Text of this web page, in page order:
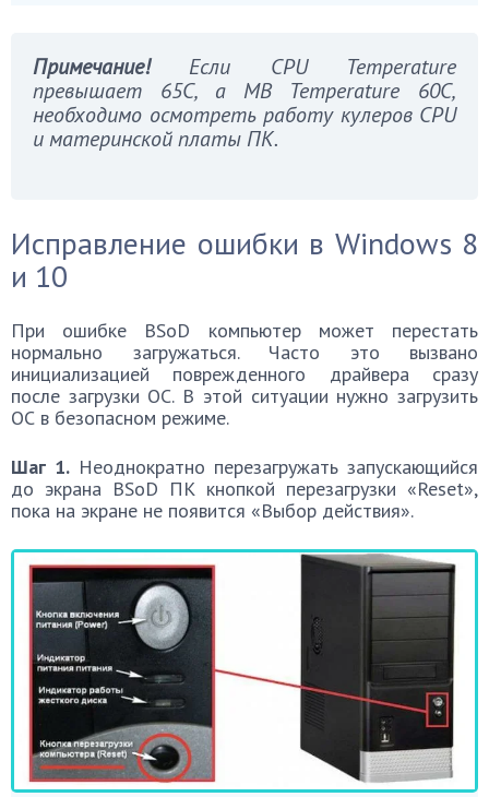
Примечание! Если CPU Temperature
превышает 65C, а MB Temperature 60C,
необходимо осмотреть работу кулеров CPU
и материнской платы ПК.
Исправление ошибки в Windows 8
и 10
При ошибке BSoD компьютер может перестать
нормально загружаться. Часто это вызвано
инициализацией поврежденного драйвера сразу
после загрузки ОС. В этой ситуации нужно загрузить
ОС в безопасном режиме.
Шаг 1. Неоднократно перезагружать запускающийся
до экрана BSoD ПК кнопкой перезагрузки «Reset»,
пока на экране не появится «Выбор действия».